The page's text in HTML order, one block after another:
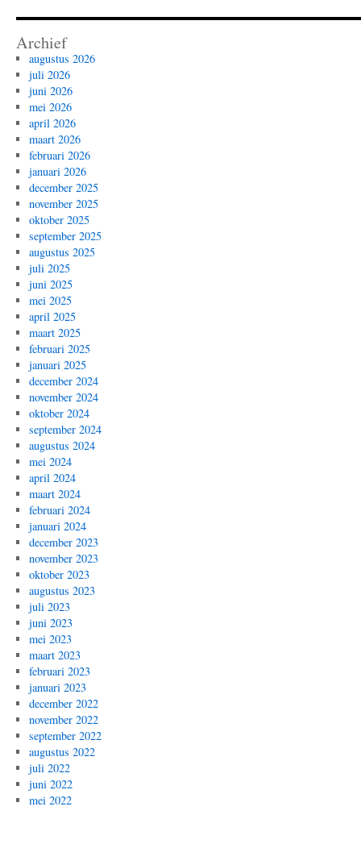
Archief
augustus 2026
juli 2026
juni 2026
mei 2026
april 2026
maart 2026
februari 2026
januari 2026
december 2025
november 2025
oktober 2025
september 2025
augustus 2025
juli 2025
juni 2025
mei 2025
april 2025
maart 2025
februari 2025
januari 2025
december 2024
november 2024
oktober 2024
september 2024
augustus 2024
mei 2024
april 2024
maart 2024
februari 2024
januari 2024
december 2023
november 2023
oktober 2023
augustus 2023
juli 2023
juni 2023
mei 2023
maart 2023
februari 2023
januari 2023
december 2022
november 2022
september 2022
augustus 2022
juli 2022
juni 2022
mei 2022